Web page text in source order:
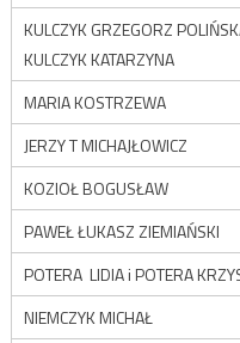
KULCZYK GRZEGORZ
KULCZYK KATARZYNA
MARIA KOSTRZEWA
JERZY T MICHAJŁOWICZ
KOZIOŁ BOGUSŁAW
PAWEŁ ŁUKASZ ZIEMIAŃSKI
POTERA LIDIA i POTERA
NIEMCZYK MICHAŁ